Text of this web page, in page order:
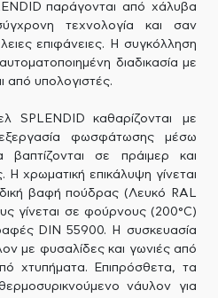
παράγονται από χάλυβα
τεχνολογία και σαν
επιφάνειες. Η συγκόλληση
διαδικασία με
από υπολογιστές.
SPLENDID καθαρίζονται με
φωσφάτωσης μέσω
σε πράιμερ και
χρωματική επικάλυψη γίνεται
βαφή πούδρας (Λευκό RAL
γίνεται σε φούρνους (200°C)
DIN 55900. Η συσκευασία
με φυσαλίδες και γωνιές από
χτυπήματα. Επιπρόσθετα, τα
νάυλον για